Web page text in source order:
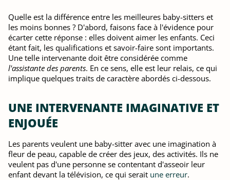
Quelle est la différence entre les meilleures baby-sitters et
les moins bonnes ? D'abord, faisons face à l'évidence pour
écarter cette réponse : elles doivent aimer les enfants. Ceci
étant fait, les qualifications et savoir-faire sont importants.
Une telle intervenante doit être considérée comme
l'assistante des parents. En ce sens, elle est leur relais, ce qui
implique quelques traits de caractère abordés ci-dessous.
UNE INTERVENANTE IMAGINATIVE ET
ENJOUÉE
Les parents veulent une baby-sitter avec une imagination à
fleur de peau, capable de créer des jeux, des activités. Ils ne
veulent pas d'une personne se contentant d'asseoir leur
enfant devant la télévision, ce qui serait une erreur.